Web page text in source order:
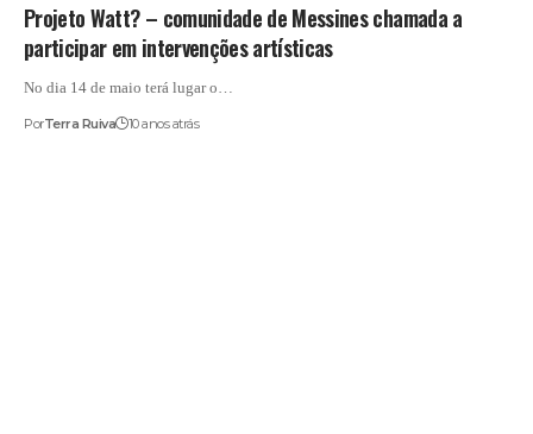
Projeto Watt? – comunidade de Messines chamada a
participar em intervenções artísticas
No dia 14 de maio terá lugar o…
PorTerra Ruiva 10 anos atrás